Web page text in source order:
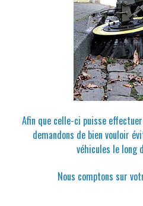
Afin que celle-ci puisse
demandons de bien vouloir
véhicules le
Nous comptons sur